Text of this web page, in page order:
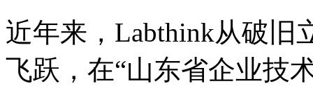
近年来，Labthink从破旧
飞跃，在“山东省企业技